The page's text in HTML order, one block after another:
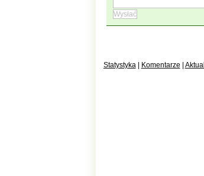
Statystyka Komentarze